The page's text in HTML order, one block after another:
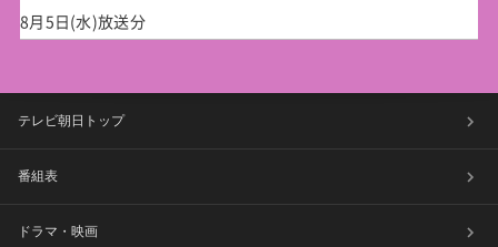
8月5日(水)放送分
テレビ朝日トップ
番組表
ドラマ・映画